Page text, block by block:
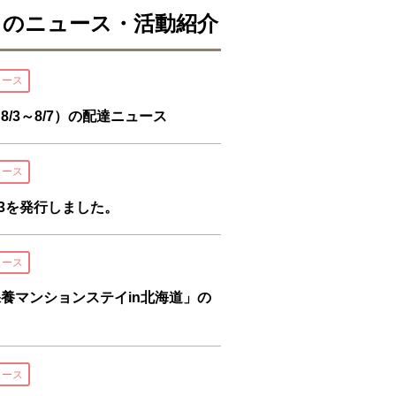
ニュース・活動紹介
ス
3～8/7）の配達ニュース
ス
発行しました。
ス
マンションステイin北海道」の
ス